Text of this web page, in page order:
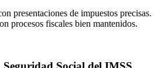
presentaciones de impuestos precisas.
procesos fiscales bien mantenidos.